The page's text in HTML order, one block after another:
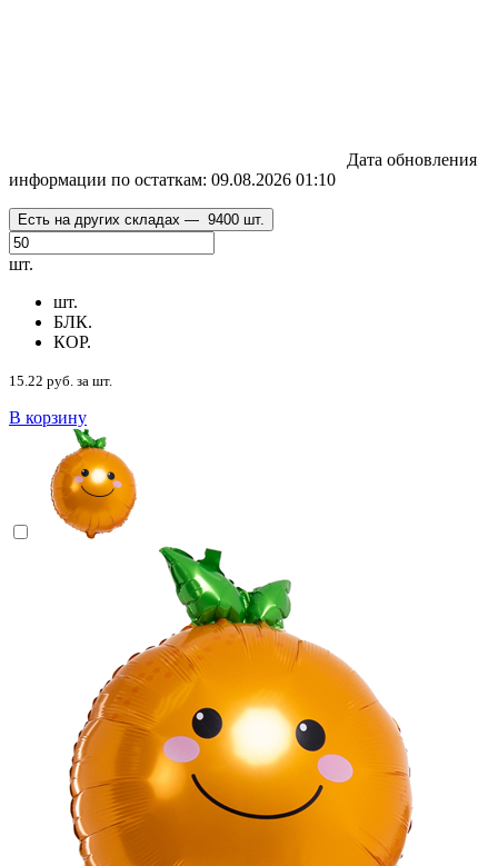
Дата обновления
информации по остаткам: 09.08.2026 01:10
Есть на других складах — 9400 шт.
шт.
шт.
БЛК.
КОР.
15.22 руб. за шт.
В корзину